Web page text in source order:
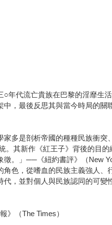
年代流亡貴族在巴黎的淫靡生
，最後反思其與當今時局的關
多是剖析帝國的種種民族衝突
。其新作《紅王子》背後的目
。」──《紐約書評》（New
色，從嗜血的民族主義強人、
，並對個人與民族認同的可變
》（The Times）